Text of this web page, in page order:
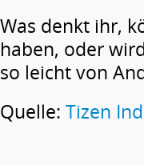
Was denkt ihr,
haben, oder
so leicht von
Quelle: Tizen